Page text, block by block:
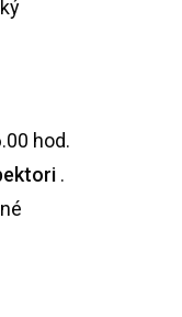
hod.
.